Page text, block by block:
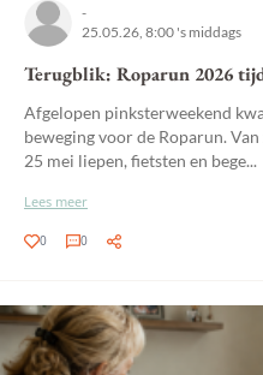
-
25.05.26, 8:00 's middags
Terugblik: Roparun 2026
Afgelopen pinksterweekend
beweging voor de Roparun.
25 mei liepen, fietsten en bege...
Lees meer
0 0